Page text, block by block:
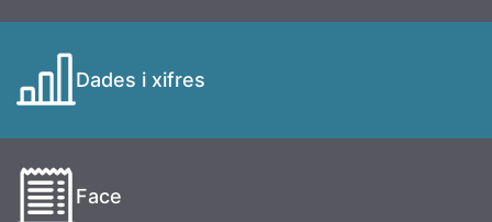
Dades i xifres
Face